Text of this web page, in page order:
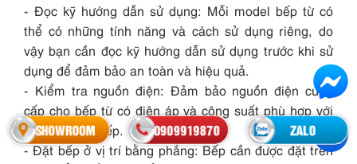
- Đọc kỹ hướng dẫn sử dụng: Mỗi model bếp từ có
thể có những tính năng và cách sử dụng riêng, do
vậy bạn cần đọc kỹ hướng dẫn sử dụng trước khi sử
dụng để đảm bảo an toàn và hiệu quả.
- Kiểm tra nguồn điện: Đảm bảo nguồn điện cung
cấp cho bếp từ có điện áp và công suất phù hợp với
yêu cầu của bếp.
- Đặt bếp ở vị trí bằng phẳng: Bếp cần được đặt trên
SHOWROOM 0909919870 ZALO